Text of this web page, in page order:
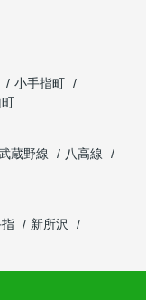
小手指町
蔵野線
八高線
新所沢